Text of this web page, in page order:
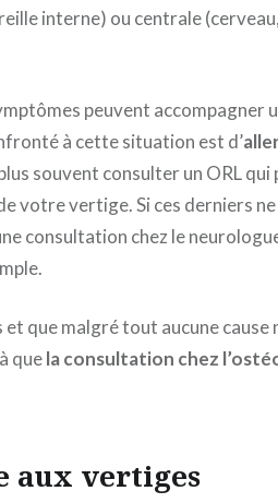
interne) ou centrale
peuvent accompagner
à cette situation est d’
souvent consulter un ORL
votre vertige. Si ces derniers ne
consultation chez le
que malgré tout aucune cause
quela consultation chez
aux vertiges